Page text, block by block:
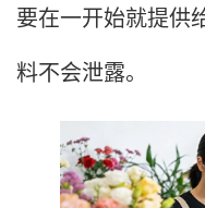
要在一开始就提供
料不会泄露。